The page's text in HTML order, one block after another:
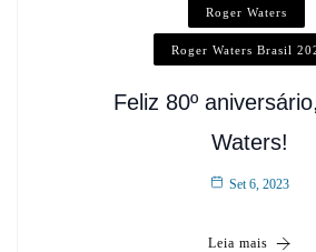
Roger Waters
Roger Waters Brasil
Feliz 80º
Waters!
Set 6, 2023
Leia mais